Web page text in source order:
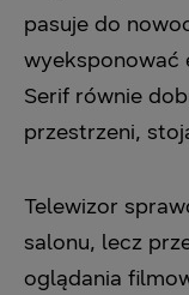
pasuje do
wyeksponować
Serif równie
przestrzeni,
Telewizor
salonu, lecz
oglądania